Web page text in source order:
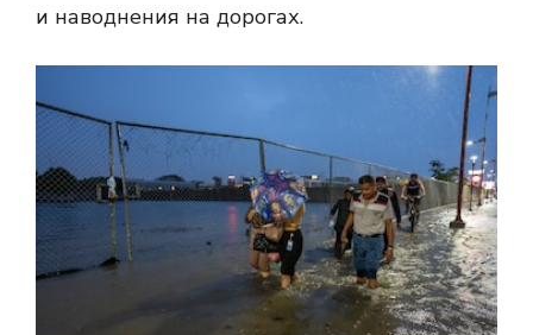
и наводнения на дорогах.